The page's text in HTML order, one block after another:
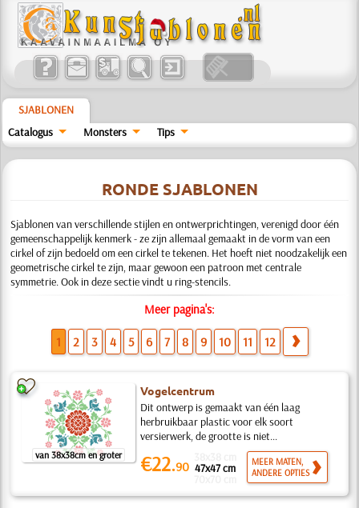
SJABLONEN
Catalogus
Monsters Tips
RONDE SJABLONEN
Sjablonen van verschillende stijlen en ontwerprichtingen, verenigd door één
gemeenschappelijk kenmerk - ze zijn allemaal gemaakt in de vorm van een
cirkel of zijn bedoeld om een cirkel te tekenen. Het hoeft niet noodzakelijk een
geometrische cirkel te zijn, maar gewoon een patroon met centrale
symmetrie. Ook in deze sectie vindt u ring-stencils.
Meer pagina's:
1 2 3 4 5 6 7 8 9 10 11 12
van 38x38cm en groter
Vogelcentrum
Dit ontwerp is gemaakt van één laag
herbruikbaar plastic voor elk soort
versierwerk, de grootte is niet...
€22.90 47x47 cm
MEER MATEN,
ANDERE OPTIES